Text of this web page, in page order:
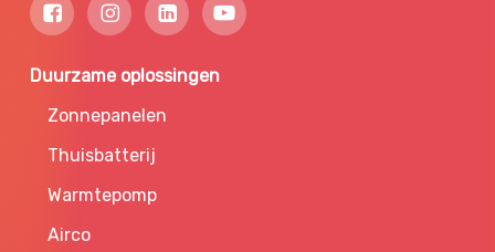
Duurzame oplossingen
Zonnepanelen
Thuisbatterij
Warmtepomp
Airco